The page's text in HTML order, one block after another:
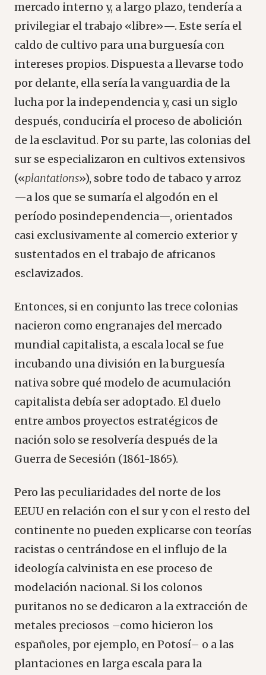
mercado interno y, a largo plazo, tendería a
privilegiar el trabajo «libre»—. Este sería el
caldo de cultivo para una burguesía con
intereses propios. Dispuesta a llevarse todo
por delante, ella sería la vanguardia de la
lucha por la independencia y, casi un siglo
después, conduciría el proceso de abolición
de la esclavitud. Por su parte, las colonias del
sur se especializaron en cultivos extensivos
(«plantations»), sobre todo de tabaco y arroz
—a los que se sumaría el algodón en el
período posindependencia—, orientados
casi exclusivamente al comercio exterior y
sustentados en el trabajo de africanos
esclavizados.
Entonces, si en conjunto las trece colonias
nacieron como engranajes del mercado
mundial capitalista, a escala local se fue
incubando una división en la burguesía
nativa sobre qué modelo de acumulación
capitalista debía ser adoptado. El duelo
entre ambos proyectos estratégicos de
nación solo se resolvería después de la
Guerra de Secesión (1861-1865).
Pero las peculiaridades del norte de los
EEUU en relación con el sur y con el resto del
continente no pueden explicarse con teorías
racistas o centrándose en el influjo de la
ideología calvinista en ese proceso de
modelación nacional. Si los colonos
puritanos no se dedicaron a la extracción de
metales preciosos –como hicieron los
españoles, por ejemplo, en Potosí– o a las
plantaciones en larga escala para la